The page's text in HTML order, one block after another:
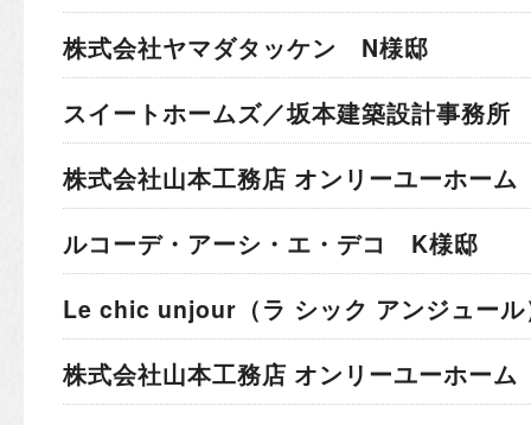
株式会社ヤマダタッケン N様邸
スイートホームズ／坂本建築設計事務
株式会社山本工務店 オンリーユーホー
ルコーデ・アーシ・エ・デコ K様邸
Le chic unjour（ラ シック アンジュール
株式会社山本工務店 オンリーユーホー